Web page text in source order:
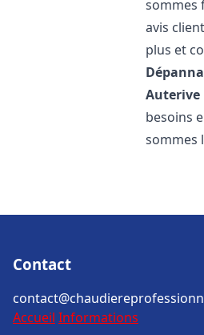
sommes
avis
plus et
Auterive
besoins
sommes
Contact
Accueil Informations